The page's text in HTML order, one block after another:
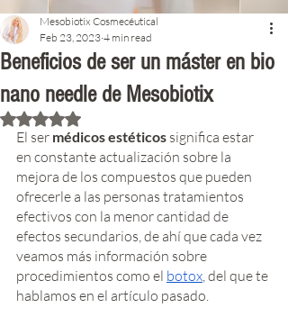
Beneficios de ser un máster en bio
nano needle de Mesobiotix
Mesobiotix Cosmecéutical
Feb 23, 2023 4 min read
Rated NaN out of 5 stars.
El ser médicos estéticos significa estar
en constante actualización sobre la
mejora de los compuestos que pueden
ofrecerle a las personas tratamientos
efectivos con la menor cantidad de
efectos secundarios, de ahí que cada vez
veamos más información sobre
procedimientos como el botox , del que te
hablamos en el artículo pasado.